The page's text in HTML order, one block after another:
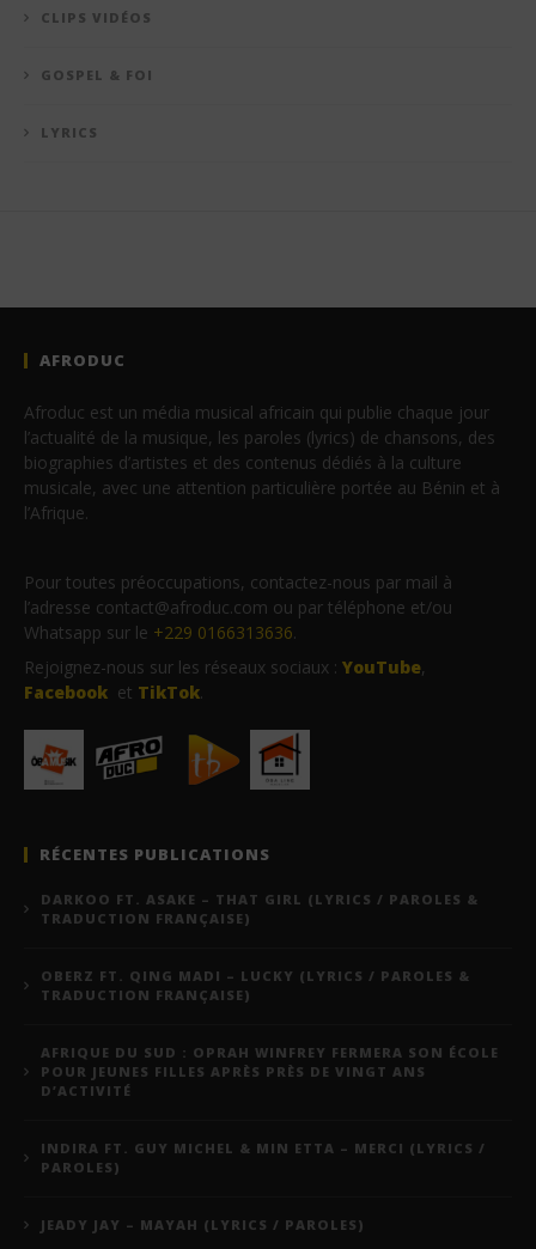
CLIPS VIDÉOS
GOSPEL & FOI
LYRICS
AFRODUC
Afroduc est un média musical africain qui publie chaque jour
l’actualité de la musique, les paroles (lyrics) de chansons, des
biographies d’artistes et des contenus dédiés à la culture
musicale, avec une attention particulière portée au Bénin et à
l’Afrique.
Pour toutes préoccupations, contactez-nous par mail à
l’adresse contact@afroduc.com ou par téléphone et/ou
Whatsapp sur le +229 0166313636.
Rejoignez-nous sur les réseaux sociaux : YouTube,
Facebook et TikTok.
RÉCENTES PUBLICATIONS
DARKOO FT. ASAKE – THAT GIRL (LYRICS / PAROLES &
TRADUCTION FRANÇAISE)
OBERZ FT. QING MADI – LUCKY (LYRICS / PAROLES &
TRADUCTION FRANÇAISE)
AFRIQUE DU SUD : OPRAH WINFREY FERMERA SON ÉCOLE
POUR JEUNES FILLES APRÈS PRÈS DE VINGT ANS
D’ACTIVITÉ
INDIRA FT. GUY MICHEL & MIN ETTA – MERCI (LYRICS /
PAROLES)
JEADY JAY – MAYAH (LYRICS / PAROLES)